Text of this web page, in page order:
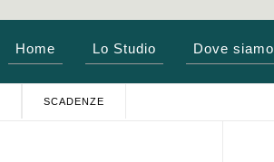
Home Lo Studio Dove siamo
SCADENZE